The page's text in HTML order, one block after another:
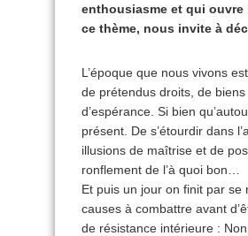
enthousiasme et qui
ce thème, nous invite à
L’époque que nous vivons
de prétendus droits, de
d’espérance. Si bien
présent. De s’étourdir dans
illusions de maîtrise et de
ronflement de l’à quoi bon…
Et puis un jour on finit par se
causes à combattre avant
de résistance intérieure :